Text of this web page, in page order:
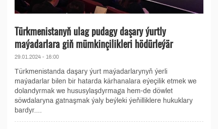
Türkmenistanyň ulag pudagy daşary ýurtly
maýadarlara giň mümkinçilikleri hödürleýär
29.01.2024 - 16:00
Türkmenistanda daşary ýurt maýadarlarynyň ýerli
maýadarlar bilen bir hatarda kärhanalara eýeçilik etmek we
dolandyrmak we hususylaşdyrmaga hem-de döwlet
söwdalaryna gatnaşmak ýaly beýleki ýeňilliklere hukuklary
bardyr....